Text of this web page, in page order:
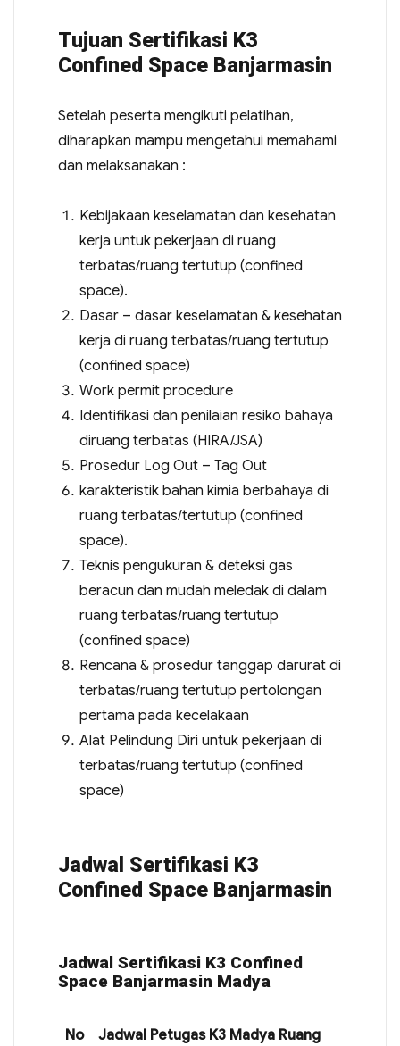
Tujuan Sertifikasi K3
Confined Space Banjarmasin
Setelah peserta mengikuti pelatihan,
diharapkan mampu mengetahui memahami
dan melaksanakan :
Kebijakaan keselamatan dan kesehatan
kerja untuk pekerjaan di ruang
terbatas/ruang tertutup (confined
space).
Dasar – dasar keselamatan & kesehatan
kerja di ruang terbatas/ruang tertutup
(confined space)
Work permit procedure
Identifikasi dan penilaian resiko bahaya
diruang terbatas (HIRA/JSA)
Prosedur Log Out – Tag Out
karakteristik bahan kimia berbahaya di
ruang terbatas/tertutup (confined
space).
Teknis pengukuran & deteksi gas
beracun dan mudah meledak di dalam
ruang terbatas/ruang tertutup
(confined space)
Rencana & prosedur tanggap darurat di
terbatas/ruang tertutup pertolongan
pertama pada kecelakaan
Alat Pelindung Diri untuk pekerjaan di
terbatas/ruang tertutup (confined
space)
Jadwal Sertifikasi K3
Confined Space Banjarmasin
Jadwal Sertifikasi K3 Confined
Space Banjarmasin Madya
No Jadwal Petugas K3 Madya Ruang